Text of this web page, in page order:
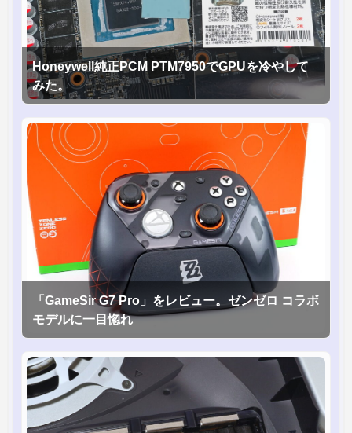
Honeywell純正PCM PTM7950でGPUを冷やして
みた。
「GameSir G7 Pro」をレビュー。ゼンゼロ コラボ
モデルに一目惚れ